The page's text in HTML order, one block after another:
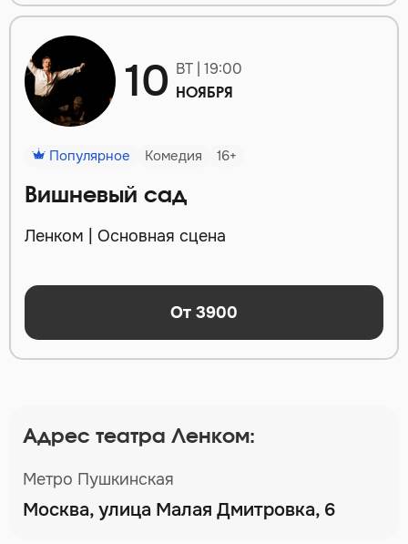
10 ВТ | 19:00
НОЯБРЯ
Популярное Комедия 16+
Вишневый сад
Ленком | Основная сцена
От 3900
Адрес театра Ленком:
Метро Пушкинская
Москва, улица Малая Дмитровка, 6